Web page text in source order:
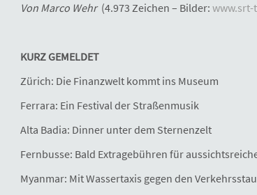
Von Marco Wehr (4.973 Zeichen – Bilder: www.srt-
KURZ GEMELDET
Zürich: Die Finanzwelt kommt ins Museum
Ferrara: Ein Festival der Straßenmusik
Alta Badia: Dinner unter dem Sternenzelt
Fernbusse: Bald Extragebühren für
Myanmar: Mit Wassertaxis gegen den